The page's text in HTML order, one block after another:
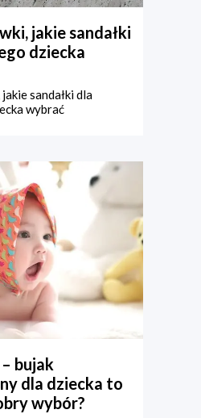
jakie sandałki
dziecka
sandałki dla
wybrać
bujak
dla dziecka to
wybór?